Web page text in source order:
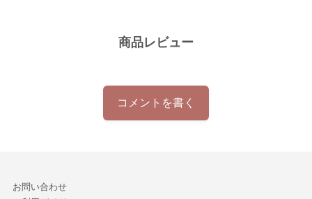
商品レビュー
コメントを書く
お問い合わせ